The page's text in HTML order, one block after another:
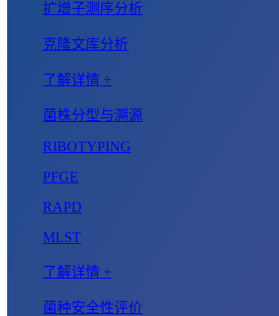
扩增子测序分析
克隆文库分析
了解详情 +
菌株分型与溯源
RIBOTYPING
PFGE
RAPD
MLST
了解详情 +
菌种安全性评价